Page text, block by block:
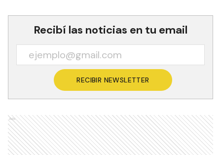
Recibí las noticias en tu email
RECIBIR NEWSLETTER
Ads